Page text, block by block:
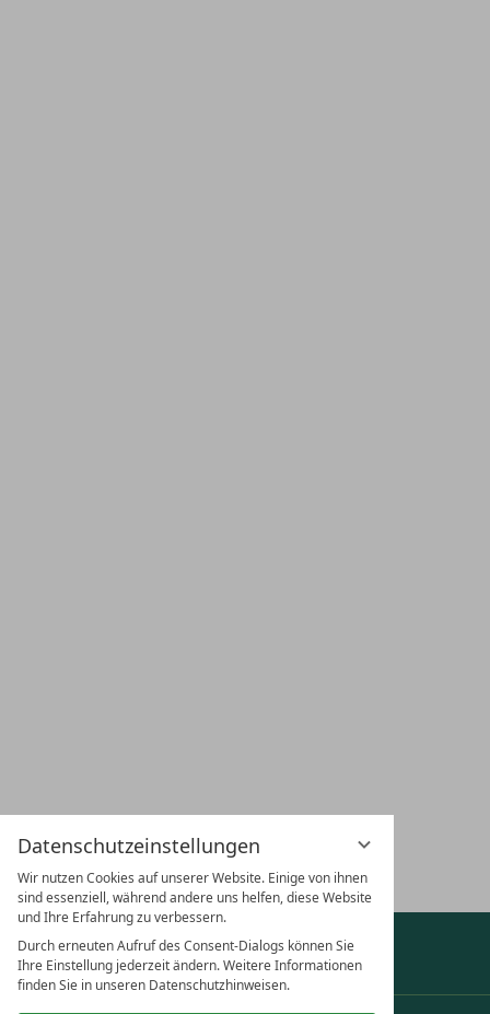
Datenschutzeinstellungen
Wir nutzen Cookies auf unserer Website. Einige von ihnen
sind essenziell, während andere uns helfen, diese Website
und Ihre Erfahrung zu verbessern.
Durch erneuten Aufruf des Consent-Dialogs können Sie
Ihre Einstellung jederzeit ändern. Weitere Informationen
finden Sie in unseren Datenschutzhinweisen.
NEWSLETTER ABONNIEREN
Auszeichnungen & Partner anzeigen